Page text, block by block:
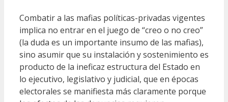
Combatir a las mafias políticas-privadas vigentes
implica no entrar en el juego de “creo o no creo”
(la duda es un importante insumo de las mafias),
sino asumir que su instalación y sostenimiento es
producto de la ineficaz estructura del Estado en
lo ejecutivo, legislativo y judicial, que en épocas
electorales se manifiesta más claramente porque